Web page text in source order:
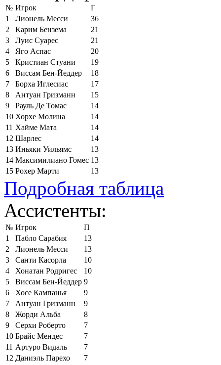
№ Игрок
Г
1
Лионель Месси
36
2
Карим Бензема
21
3
Луис Суарес
21
4
Яго Аспас
20
5
Кристиан Стуани
19
6
Виссам Бен-Йеддер
18
7
Борха Иглесиас
17
8
Антуан Гризманн
15
9
Рауль Де Томас
14
10 Хорхе Молина
14
11 Хайме Мата
14
12 Шарлес
14
13 Иньяки Уильямс
13
14 Максимилиано Гомес 13
15 Рохер Марти 13
Подробная таблица
Ассистенты:
№ Игрок
П
1
Пабло Сарабия
13
2
Лионель Месси
13
3
Санти Касорла
10
4
Хонатан Родригес
10
5
Виссам Бен-Йеддер 9
6
Хосе Кампанья
9
7
Антуан Гризманн
9
8
Жорди Альба
8
9
Серхи Роберто
7
10 Брайс Мендес
7
11 Артуро Видаль
7
12 Даниэль Парехо
7